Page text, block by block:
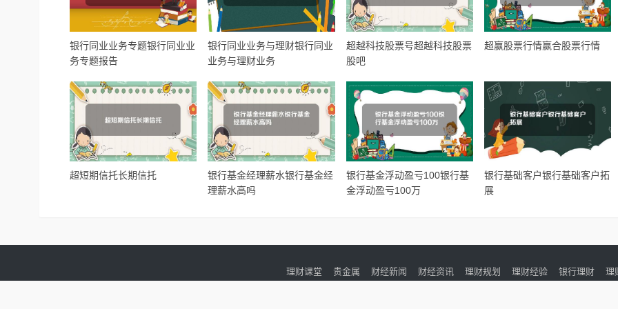
银行同业业务专题银行同业业
务专题报告
银行同业业务与理财银行同业
业务与理财业务
超越科技股票号超越科技股票
股吧
超赢股票行情赢合股票行情
超短期信托长期信托
银行基金经理薪水银行基金经
理薪水高吗
银行基金浮动盈亏100银行基
金浮动盈亏100万
银行基础客户银行基础客户拓
展
理财课堂 贵金属 财经新闻 财经资讯 理财规划 理财经验 银行理财 理